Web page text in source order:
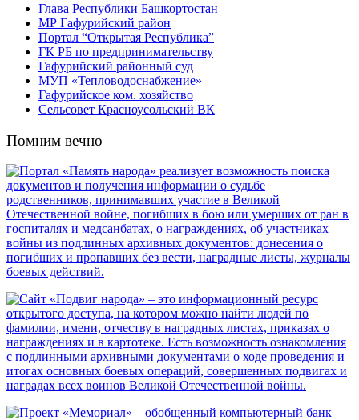
Глава Республики Башкортостан
МР Гафурийский район
Портал “Открытая Республика”
ГК РБ по предпринимательству
Гафурийский районный суд
МУП «Тепловодоснабжение»
Гафурийское ком. хозяйство
Сельсовет Красноусольский ВК
Помним вечно